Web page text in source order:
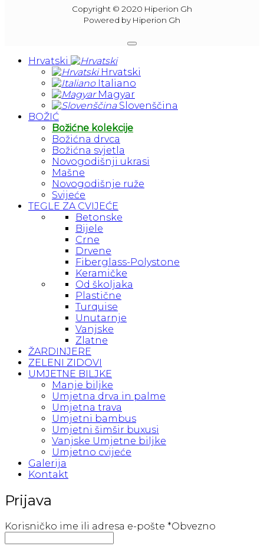
Copyright © 2020 Hiperion Gh
Powered by Hiperion Gh
Hrvatski
Hrvatski
Italiano
Magyar
Slovenščina
BOŽIĆ
Božićne kolekcije
Božićna drvca
Božićna svjetla
Novogodišnji ukrasi
Mašne
Novogodišnje ruže
Svijeće
TEGLE ZA CVIJEĆE
Betonske
Bijele
Crne
Drvene
Fiberglass-Polystone
Keramičke
Od školjaka
Plastične
Turquise
Unutarnje
Vanjske
Zlatne
ŽARDINJERE
ZELENI ZIDOVI
UMJETNE BILJKE
Manje biljke
Umjetna drva in palme
Umjetna trava
Umjetni bambus
Umjetni šimšir buxusi
Vanjske Umjetne biljke
Umjetno cvijeće
Galerija
Kontakt
Prijava
Korisničko ime ili adresa e-pošte *Obvezno